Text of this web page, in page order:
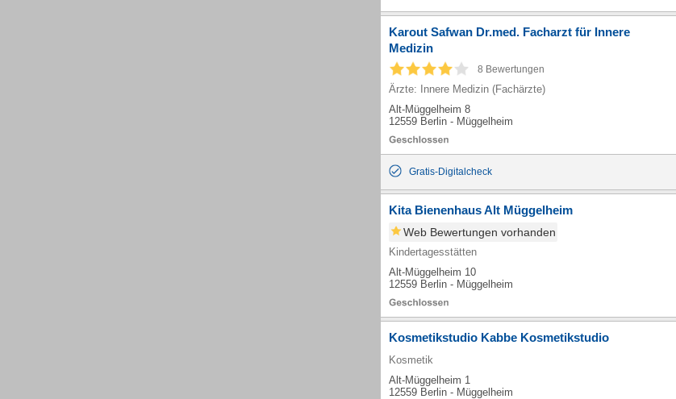
Karout Safwan Dr.med. Facharzt für Innere
Medizin
8 Bewertungen
Ärzte: Innere Medizin (Fachärzte)
Alt-Müggelheim 8
12559 Berlin - Müggelheim
Gratis-Digitalcheck
Kita Bienenhaus Alt Müggelheim
Web Bewertungen vorhanden
Kindertagesstätten
Alt-Müggelheim 10
12559 Berlin - Müggelheim
Kosmetikstudio Kabbe Kosmetikstudio
Kosmetik
Alt-Müggelheim 1
12559 Berlin - Müggelheim